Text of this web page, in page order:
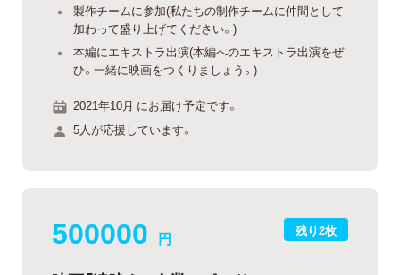
製作チームに参加(私たちの制作チームに仲間として
加わって盛り上げてください。)
本編にエキストラ出演(本編へのエキストラ出演をぜ
ひ。一緒に映画をつくりましょう。)
2021年10月 にお届け予定です。
5人が応援しています。
残り2枚
500000 円